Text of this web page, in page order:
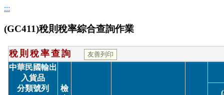
:::
(GC411)稅則稅率綜合查詢作業
稅則稅率查詢
中華民國輸出
入貨品
分類號列
檢